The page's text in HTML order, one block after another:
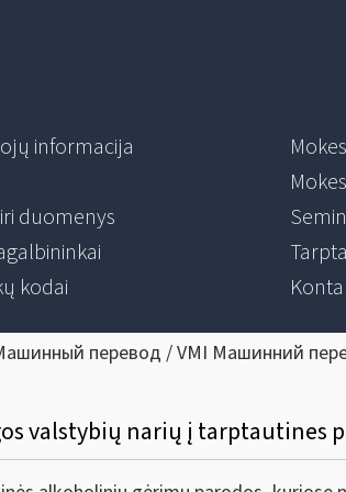
informacija
duomenys
kodai
перевод / VMI Машинний